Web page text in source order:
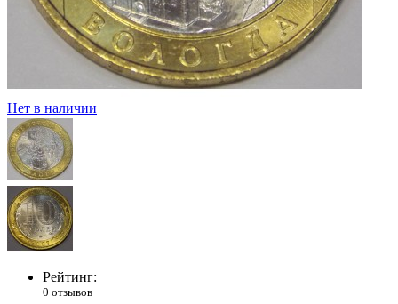
Нет в наличии
Рейтинг:
0 отзывов